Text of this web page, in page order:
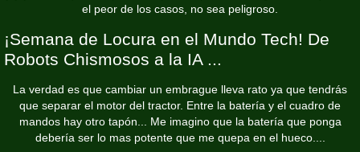
el peor de los casos, no sea peligroso.
¡Semana de Locura en el Mundo Tech! De
Robots Chismosos a la IA ...
La verdad es que cambiar un embrague lleva rato ya que tendrás
que separar el motor del tractor. Entre la batería y el cuadro de
mandos hay otro tapón... Me imagino que la batería que ponga
debería ser lo mas potente que me quepa en el hueco....